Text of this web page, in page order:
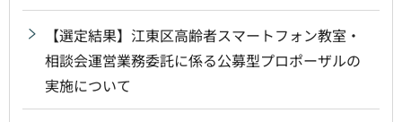
【選定結果】江東区高齢者スマートフォン教室・
相談会運営業務委託に係る公募型プロポーザルの
実施について